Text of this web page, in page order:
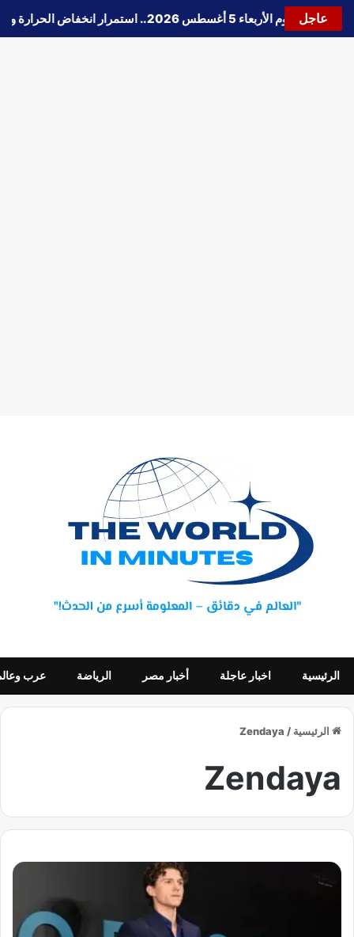
عاجل
حالة الطقس اليوم الأربعاء 5 أغسطس 2026.. استمرار انخفاض الحرارة وتحذيرات من الشبورة واضطراب الملاحة
الرئيسية اخبار عاجلة أخبار مصر الرياضة عرب
الرئيسية /
Zendaya
Zendaya